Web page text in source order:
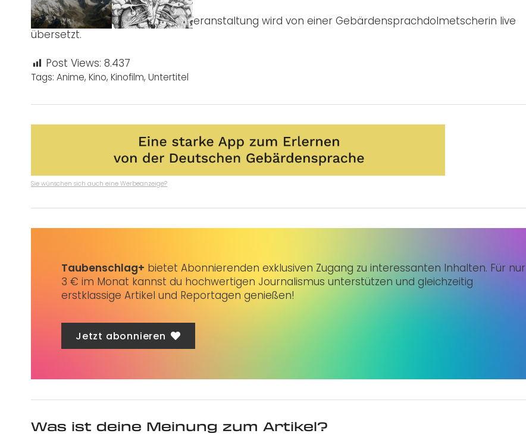
Nachtrag:Die Moderation der Veranstaltung wird von einer Gebärdensprachdolmetscherin live
übersetzt.
Post Views: 8.437
Tags: Anime, Kino, Kinofilm, Untertitel
Sie wünschen sich auch eine Werbeanzeige?
Taubenschlag+ bietet Abonnierenden exklusiven Zugang zu interessanten Inhalten. Für nur
3 € im Monat kannst du hochwertigen Journalismus unterstützen und gleichzeitig
erstklassige Artikel und Reportagen genießen!
Jetzt abonnieren
Was ist deine Meinung zum Artikel?